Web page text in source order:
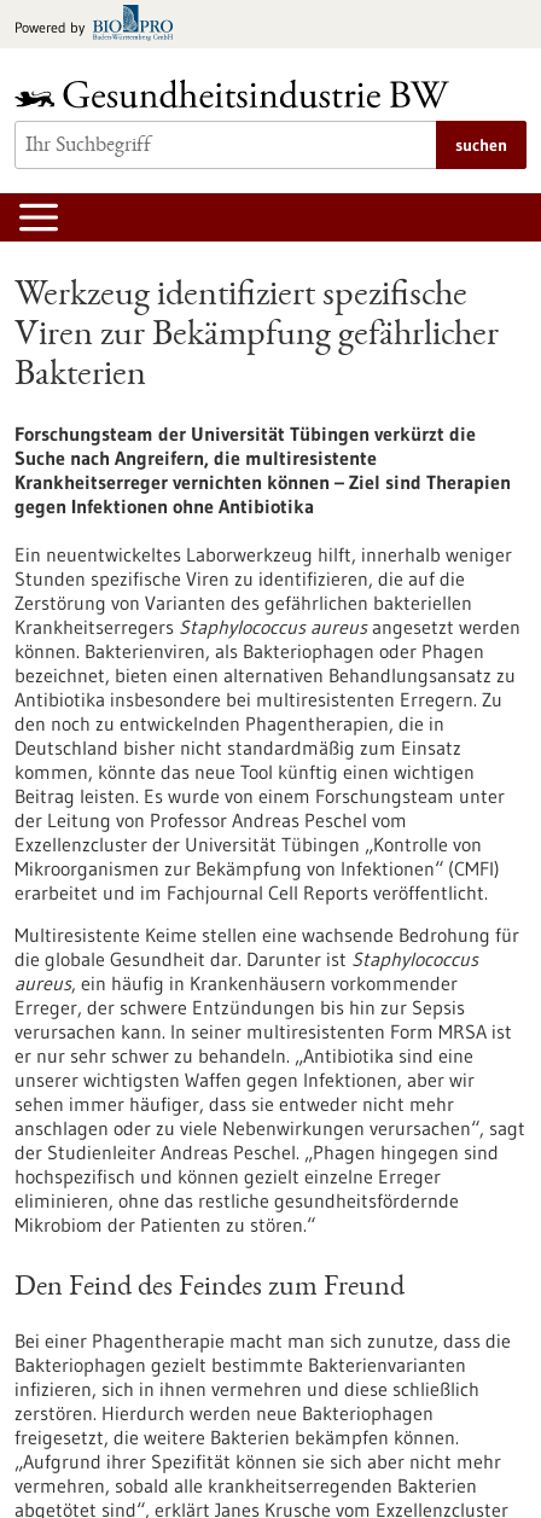
Inhalt
Powered by
suchen
Werkzeug identifiziert spezifische
Viren zur Bekämpfung gefährlicher
Bakterien
Forschungsteam der Universität Tübingen verkürzt die
Suche nach Angreifern, die multiresistente
Krankheitserreger vernichten können – Ziel sind Therapien
gegen Infektionen ohne Antibiotika
Ein neuentwickeltes Laborwerkzeug hilft, innerhalb weniger
Stunden spezifische Viren zu identifizieren, die auf die
Zerstörung von Varianten des gefährlichen bakteriellen
Krankheitserregers Staphylococcus aureusangesetzt werden
können. Bakterienviren, als Bakteriophagen oder Phagen
bezeichnet, bieten einen alternativen Behandlungsansatz zu
Antibiotika insbesondere bei multiresistenten Erregern. Zu
den noch zu entwickelnden Phagentherapien, die in
Deutschland bisher nicht standardmäßig zum Einsatz
kommen, könnte das neue Tool künftig einen wichtigen
Beitrag leisten. Es wurde von einem Forschungsteam unter
der Leitung von Professor Andreas Peschel vom
Exzellenzcluster der Universität Tübingen „Kontrolle von
Mikroorganismen zur Bekämpfung von Infektionen“ (CMFI)
erarbeitet und im Fachjournal Cell Reports veröffentlicht.
Multiresistente Keime stellen eine wachsende Bedrohung für
die globale Gesundheit dar. Darunter ist Staphylococcus
aureus, ein häufig in Krankenhäusern vorkommender
Erreger, der schwere Entzündungen bis hin zur Sepsis
verursachen kann. In seiner multiresistenten Form MRSA ist
er nur sehr schwer zu behandeln. „Antibiotika sind eine
unserer wichtigsten Waffen gegen Infektionen, aber wir
sehen immer häufiger, dass sie entweder nicht mehr
anschlagen oder zu viele Nebenwirkungen verursachen“, sagt
der Studienleiter Andreas Peschel. „Phagen hingegen sind
hochspezifisch und können gezielt einzelne Erreger
eliminieren, ohne das restliche gesundheitsfördernde
Mikrobiom der Patienten zu stören.“
Den Feind des Feindes zum Freund
Bei einer Phagentherapie macht man sich zunutze, dass die
Bakteriophagen gezielt bestimmte Bakterienvarianten
infizieren, sich in ihnen vermehren und diese schließlich
zerstören. Hierdurch werden neue Bakteriophagen
freigesetzt, die weitere Bakterien bekämpfen können.
„Aufgrund ihrer Spezifität können sie sich aber nicht mehr
vermehren, sobald alle krankheitserregenden Bakterien
abgetötet sind“, erklärt Janes Krusche vom Exzellenzcluster